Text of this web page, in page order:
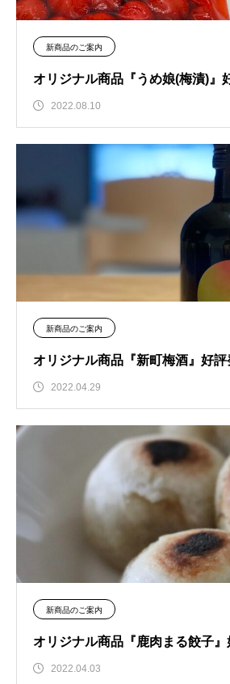
新商品のご案内
オリジナル商品『うめ娘(梅漬)』
2022.08.10
新商品のご案内
オリジナル商品『新町梅酒』好評
2022.04.29
新商品のご案内
オリジナル商品『鹿肉まる餃子』
2022.04.03